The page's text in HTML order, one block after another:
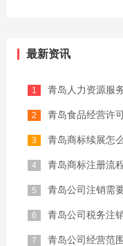
记账报税 商标
最新资讯
青岛人力资源服务许可
青岛食品经营许可证
青岛商标续展怎么
青岛商标注册流程及所
青岛公司注销需要准
青岛公司税务注销流程
青岛公司经营范围变更